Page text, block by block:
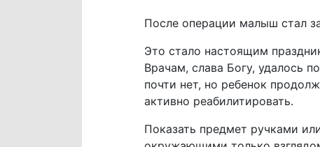
После операции малыш стал
Это стало настоящим
Врачам, слава Богу, удалось
почти нет, но ребенок
активно реабилитировать.
Показать предмет ручками